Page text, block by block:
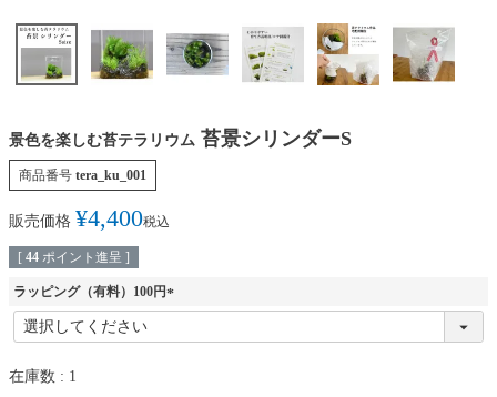
景色を楽しむ苔テラリウム 苔景シリンダーS
商品番号 tera_ku_001
販売価格 ¥4,400税込
[ 44 ポイント進呈 ]
ラッピング（有料）100円
(
在庫数 1